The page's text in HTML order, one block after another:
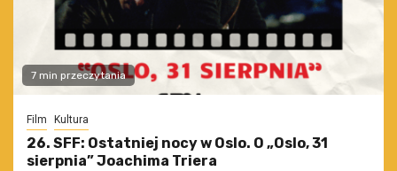
7 min przeczytania
Film Kultura
26. SFF: Ostatniej nocy w Oslo. O „Oslo, 31
sierpnia” Joachima Triera